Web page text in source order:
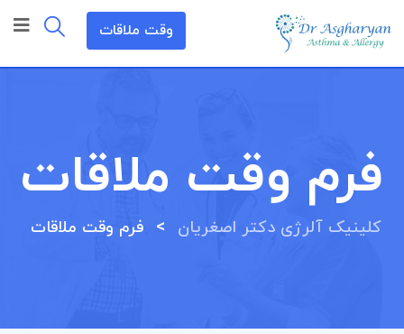
وقت ملاقات
فرم وقت ملاقات
کلینیک آلرژی دکتر اصغریان > فرم وقت ملاقات